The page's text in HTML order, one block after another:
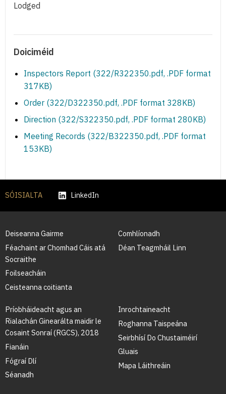
Lodged
Doiciméid
Inspectors Report (322/R322350.pdf, .PDF format
317KB)
Order (322/D322350.pdf, .PDF format 328KB)
Direction (322/S322350.pdf, .PDF format 280KB)
Meeting Records (322/B322350.pdf, .PDF format
153KB)
SÓISIALTA LinkedIn
Deiseanna Gairme
Féachaint ar Chomhad Cáis atá
Socraithe
Foilseacháin
Ceisteanna coitianta
Comhlíonadh
Déan Teagmháil Linn
Príobháideacht agus an
Rialachán Ginearálta maidir le
Cosaint Sonraí (RGCS), 2018
Fianáin
Fógraí Dlí
Séanadh
Inrochtaineacht
Roghanna Taispeána
Seirbhísí Do Chustaiméirí
Gluais
Mapa Láithreáin